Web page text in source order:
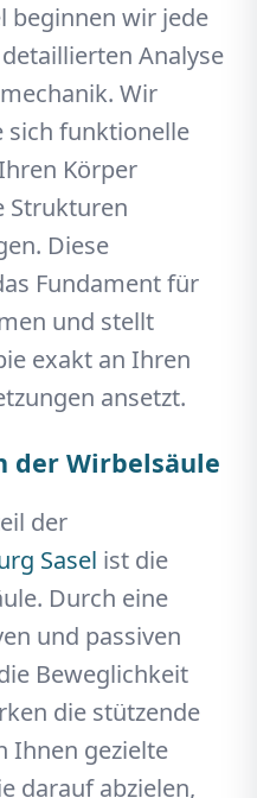
beginnen wir jede
Analyse
Wir
sich funktionelle
Körper
Strukturen
Diese
Fundament für
und stellt
exakt an Ihren
ansetzt.
der Wirbelsäule
der
Sasel ist die
Durch eine
und passiven
Beweglichkeit
die stützende
Ihnen gezielte
darauf abzielen,